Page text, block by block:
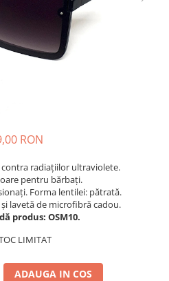
RON
radiațiilor ultraviolete.
pentru bărbați.
Forma lentilei: pătrată.
lavetă de microfibră cadou.
produs: OSM10.
LIMITAT
ADAUGA IN COS